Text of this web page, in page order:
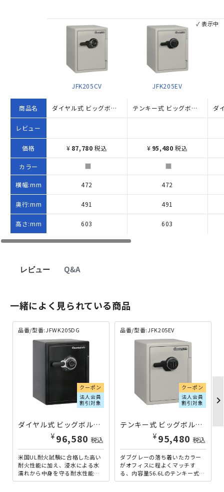
商品名
レビュー
価格
カラー
横幅:mm
奥行:mm
高さ:mm
JFK205CV
✓ 表示中
ダイヤル式 ビッグボルト耐火金庫 56.6L（W472×D491×H603）
¥ 87,780 税込
472
491
603
JFK205EV
テンキー式 ビッグボルト耐火金庫 56.6L W472×D491×H603 グレー
¥ 95,480 税込
472
491
603
レビュー Q&A
一緒によく見られている商品
品番/型番:JFWK205DG
クーポン
法人会員
割引対象
ダイヤル式 ビッグボルト耐火・耐水金庫 56.6L JFWK205DG | 402393
¥ 96,580 税込
米国UL耐火試験に合格した高い
耐火性能に加え、浸水による水
濡れから中身を守る耐水性能も
備えた、容量56.6Lのダイヤル＋
品番/型番:JFK205EV
クーポン
法人会員
割引対象
テンキー式 ビッグボルト耐火金庫 56.6L JFK205EV | 402378
¥ 95,480 税込
ダブグレーの落ち着いたカラー
がオフィスに程よくマッチす
る、内容量56.6Lのテンキー式中
型耐火金庫です。その耐火性能
chevron_right